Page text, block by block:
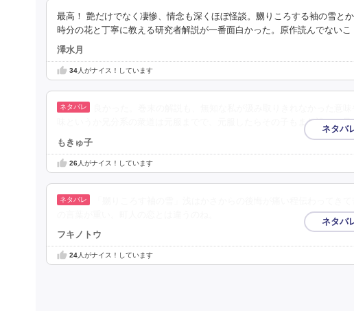
最高！ 艶だけでなく凄惨、情念も深くほぼ怪談。嬲りころする袖の雪と
時分の花と丁寧に教える研究者解説が一番面白かった。原作読んでないこ
澤水月
34人がナイス！しています
味というか兄分系の衆道は元服までで、元服したらその子もまた誰かの
もきゅ子
26人がナイス！しています
フキノトウ
24人がナイス！しています